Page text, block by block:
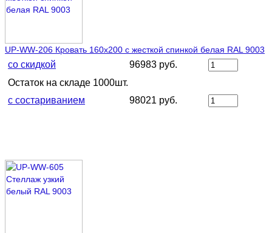
UP-WW-206 Кровать 160х200 с жесткой спинкой белая RAL 9003
со скидкой
96983 руб.
Остаток на складе 1000шт.
с состариванием
98021 руб.